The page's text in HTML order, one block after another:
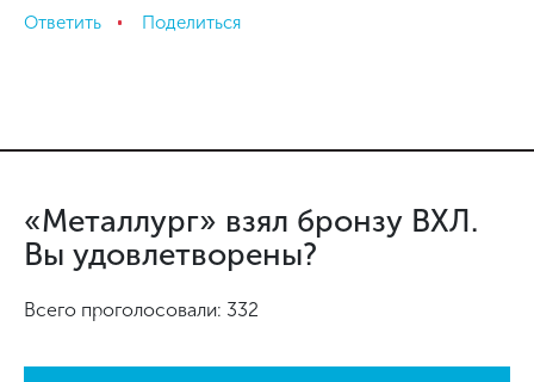
Ответить Поделиться
«Металлург» взял бронзу ВХЛ.
Вы удовлетворены?
Всего проголосовали: 332